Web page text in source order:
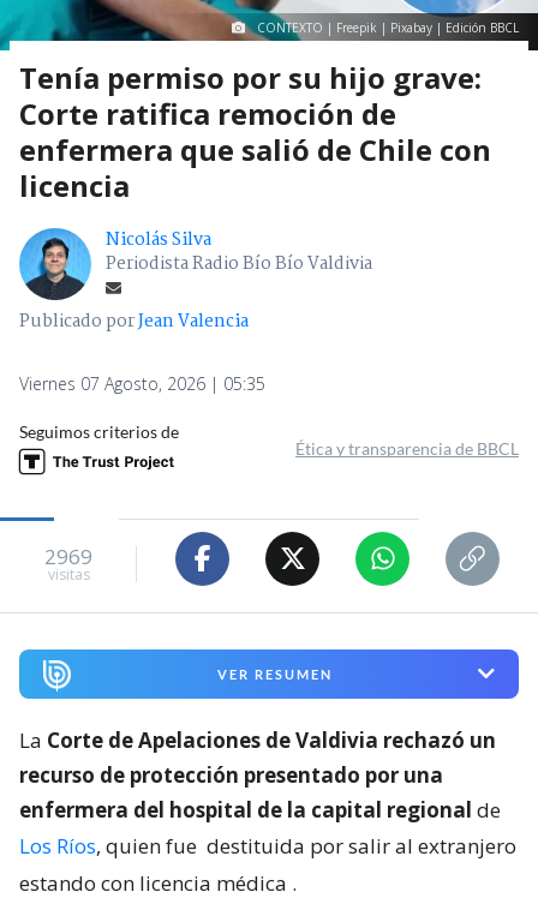
CONTEXTO | Freepik | Pixabay | Edición BBCL
Tenía permiso por su hijo grave:
Corte ratifica remoción de
enfermera que salió de Chile con
licencia
Nicolás Silva
Periodista Radio Bío Bío Valdivia
Publicado porJean Valencia
Viernes 07 Agosto, 2026 | 05:35
Seguimos criterios de
Ética y transparencia de BBCL
2969
visitas
VER RESUMEN
La Corte de Apelaciones de Valdivia rechazó un
recurso de protección presentado por una
enfermera del hospital de la capital regional de
Los Ríos, quien fue destituida por salir al extranjero
estando con licencia médica .